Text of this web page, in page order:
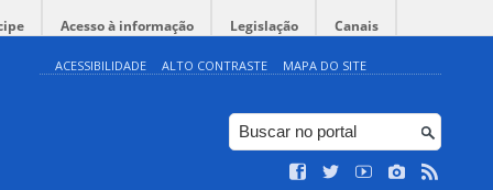
Acesso à informação Legislação Canais
ACESSIBILIDADE ALTO CONTRASTE MAPA DO SITE